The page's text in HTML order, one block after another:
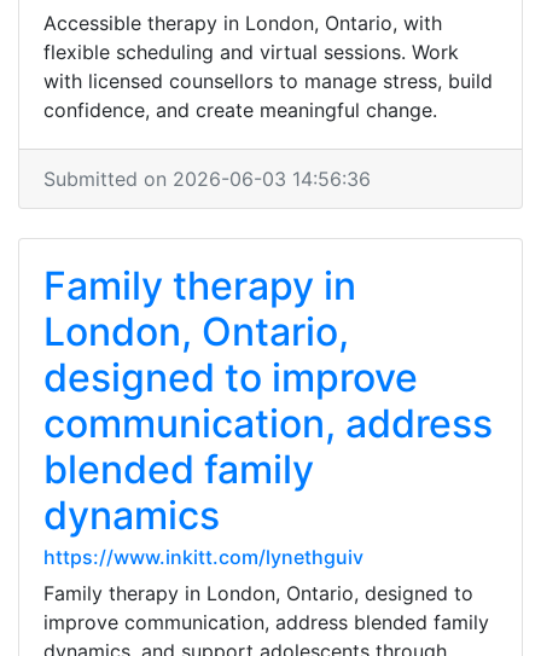
Accessible therapy in London, Ontario, with
flexible scheduling and virtual sessions. Work
with licensed counsellors to manage stress, build
confidence, and create meaningful change.
Submitted on 2026-06-03 14:56:36
Family therapy in
London, Ontario,
designed to improve
communication, address
blended family
dynamics
https://www.inkitt.com/lynethguiv
Family therapy in London, Ontario, designed to
improve communication, address blended family
dynamics, and support adolescents through